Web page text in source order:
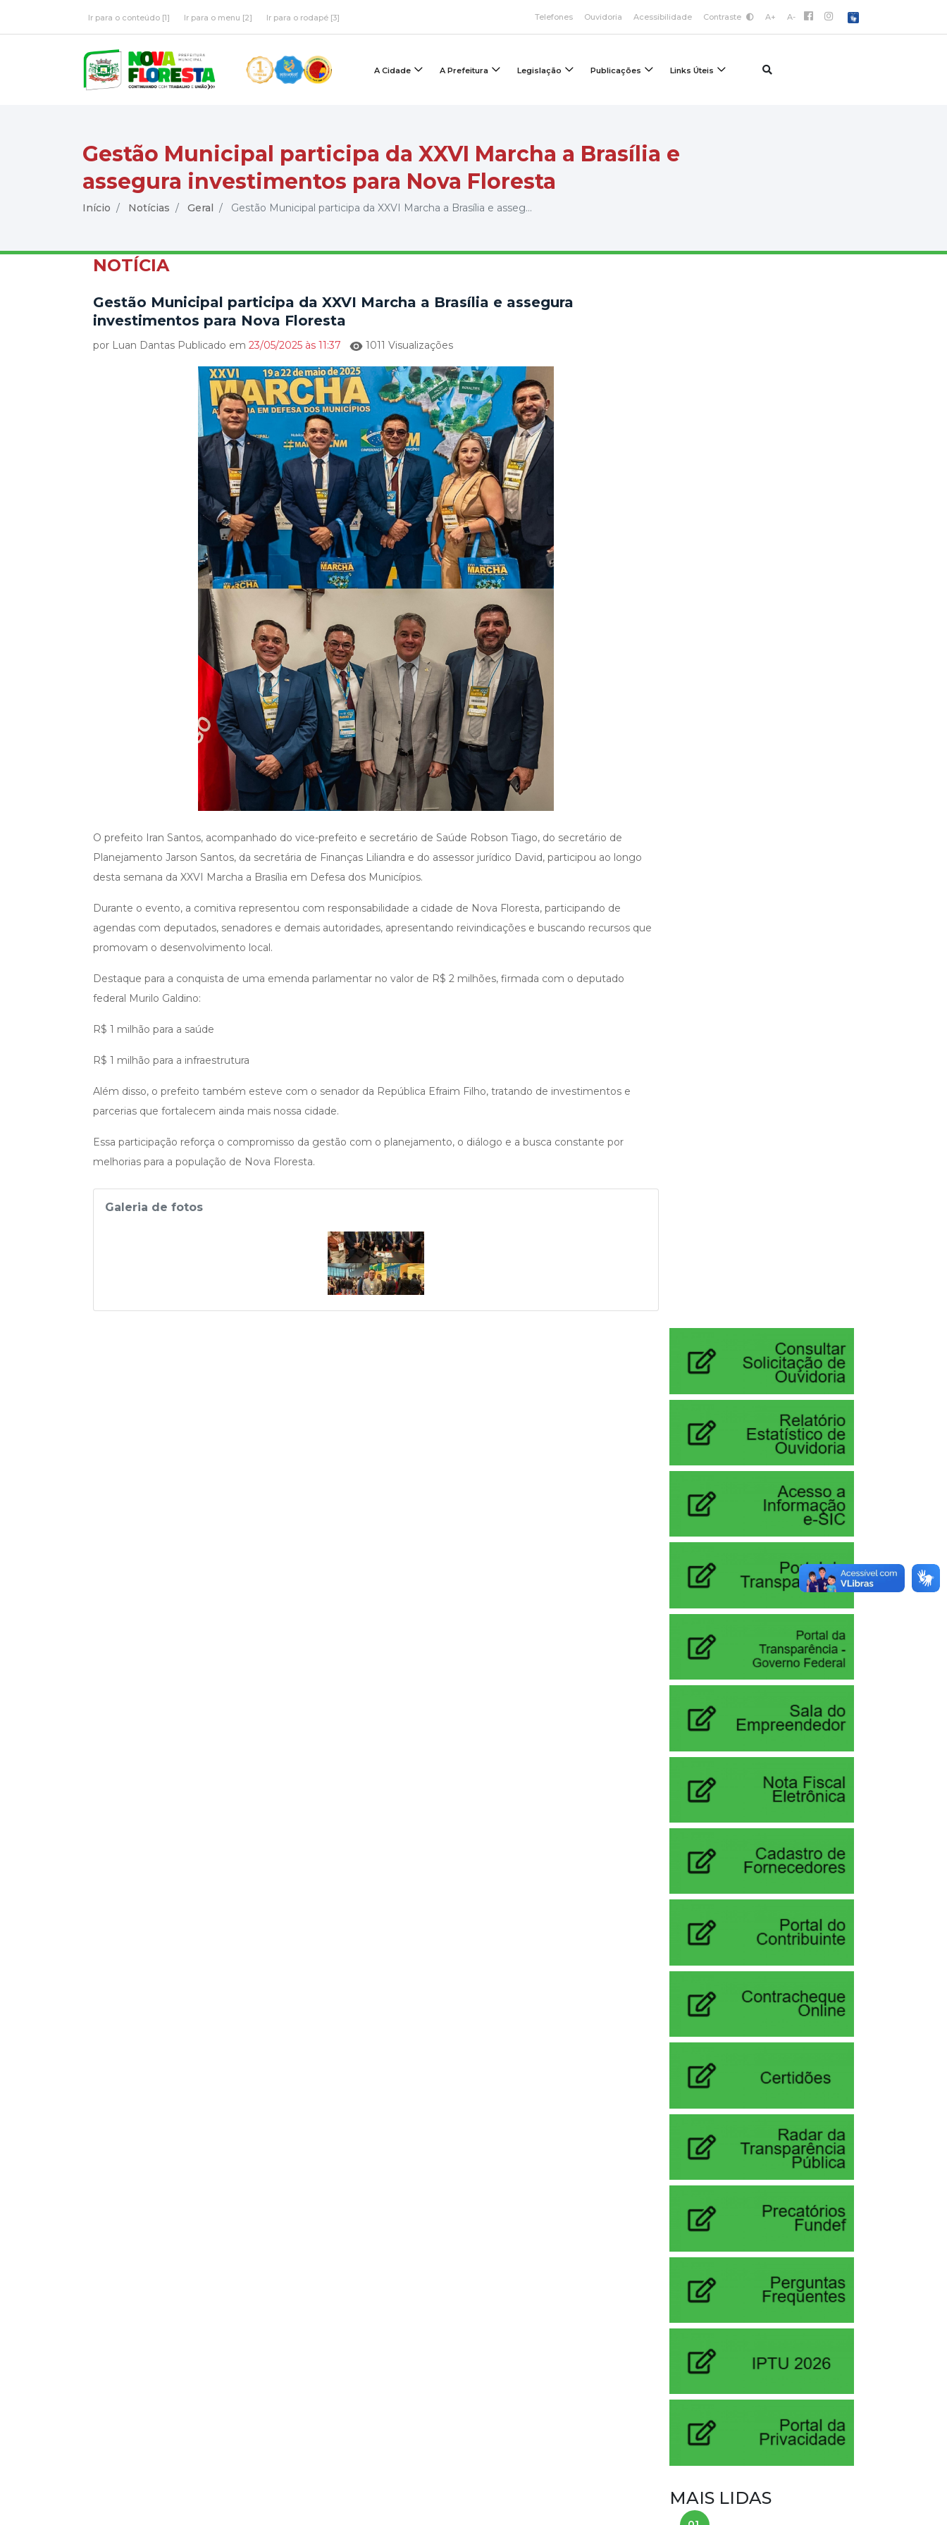
Ir para o conteúdo [1] Ir para o menu [2] Ir para o rodapé [3] Telefones Ouvidoria Acessibilidade Contraste A+ A-
A Cidade A Prefeitura Legislação Publicações Links Úteis
Gestão Municipal participa da XXVI Marcha a Brasília e
assegura investimentos para Nova Floresta
Início Notícias Geral Gestão Municipal participa da XXVI Marcha a Brasília e asseg...
NOTÍCIA
Gestão Municipal participa da XXVI Marcha a Brasília e assegura
investimentos para Nova Floresta
por Luan Dantas Publicado em 23/05/2025 às 11:37 1011 Visualizações
O prefeito Iran Santos, acompanhado do vice-prefeito e secretário de Saúde Robson Tiago, do secretário de
Planejamento Jarson Santos, da secretária de Finanças Liliandra e do assessor jurídico David, participou ao longo
desta semana da XXVI Marcha a Brasília em Defesa dos Municípios.
Durante o evento, a comitiva representou com responsabilidade a cidade de Nova Floresta, participando de
agendas com deputados, senadores e demais autoridades, apresentando reivindicações e buscando recursos que
promovam o desenvolvimento local.
Destaque para a conquista de uma emenda parlamentar no valor de R$ 2 milhões, firmada com o deputado
federal Murilo Galdino:
R$ 1 milhão para a saúde
R$ 1 milhão para a infraestrutura
Além disso, o prefeito também esteve com o senador da República Efraim Filho, tratando de investimentos e
parcerias que fortalecem ainda mais nossa cidade.
Essa participação reforça o compromisso da gestão com o planejamento, o diálogo e a busca constante por
melhorias para a população de Nova Floresta.
Galeria de fotos
MAIS LIDAS